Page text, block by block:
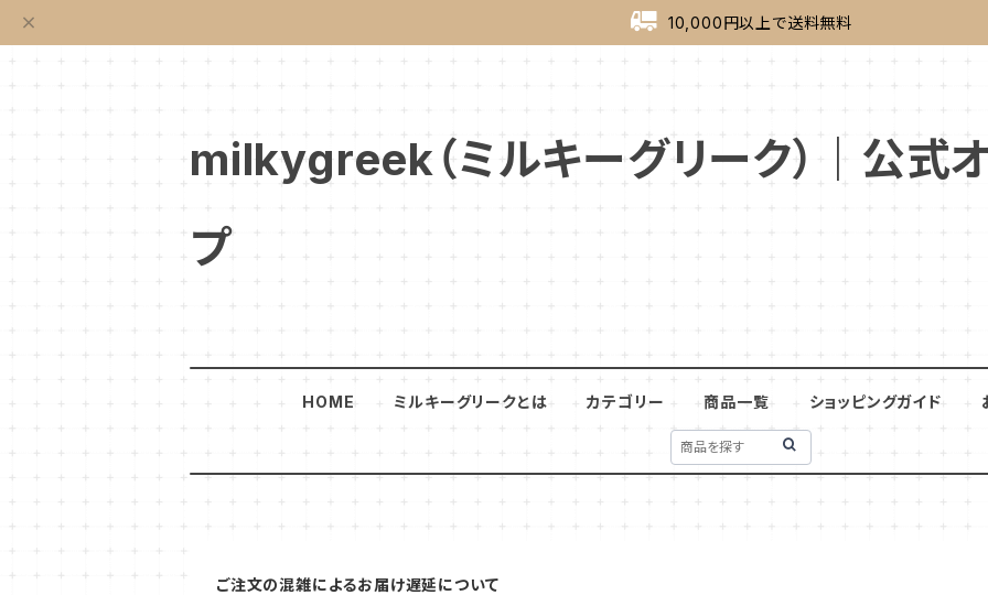
10,000円以上で送料無料
milkygreek（ミルキーグリーク）｜公式
プ
HOME ミルキーグリークとは カテゴリー 商品一覧 ショッピングガイド
ご注文の混雑によるお届け遅延について